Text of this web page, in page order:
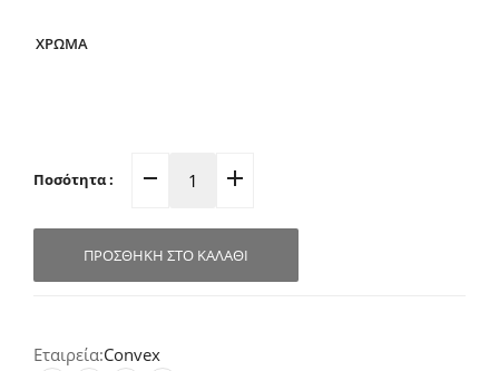
ΧΡΩΜΑ
Ποσότητα :
Πομολάκι
Φ15mm
ΠΡΟΣΘΉΚΗ ΣΤΟ ΚΑΛΆΘΙ
Convex